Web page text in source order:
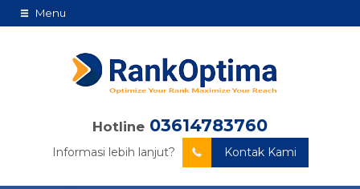
Menu
Hotline 03614783760
Informasi lebih lanjut? Kontak Kami